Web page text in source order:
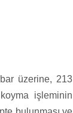
üzerine, 213
işleminin